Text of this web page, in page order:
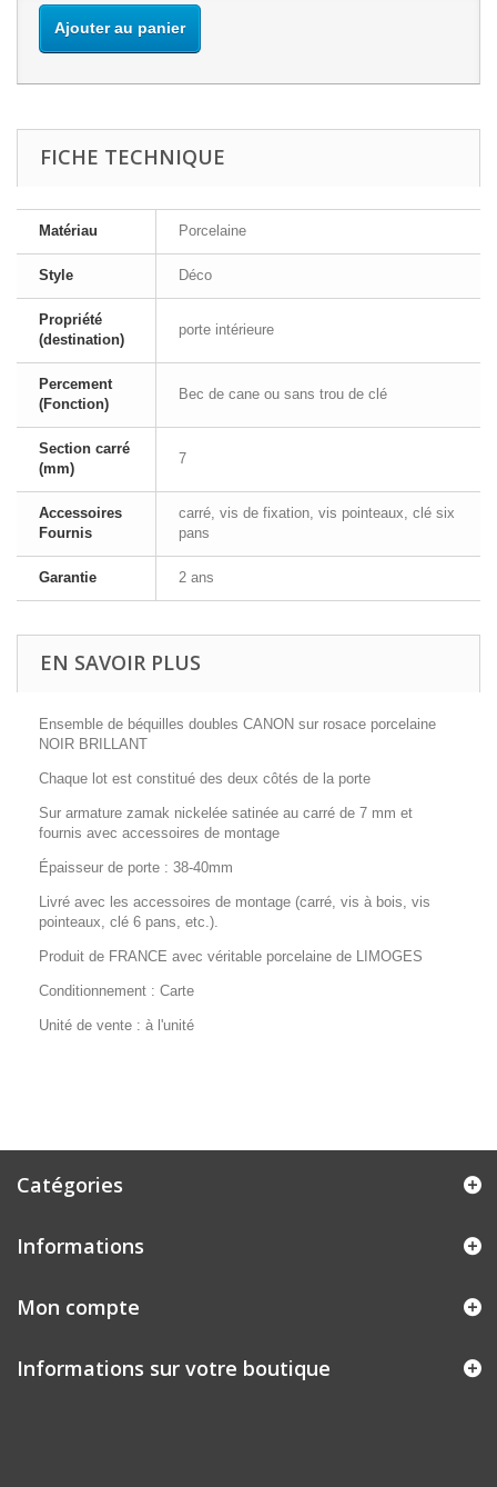
Ajouter au panier
FICHE TECHNIQUE
Matériau Porcelaine
Style Déco
Propriété
(destination)
porte intérieure
Percement
(Fonction)
Bec de cane ou sans trou de clé
Section carré
(mm)
7
Accessoires
Fournis
carré, vis de fixation, vis pointeaux, clé six
pans
Garantie 2 ans
EN SAVOIR PLUS
Ensemble de béquilles doubles CANON sur rosace porcelaine
NOIR BRILLANT
Chaque lot est constitué des deux côtés de la porte
Sur armature zamak nickelée satinée au carré de 7 mm et
fournis avec accessoires de montage
Épaisseur de porte : 38-40mm
Livré avec les accessoires de montage (carré, vis à bois, vis
pointeaux, clé 6 pans, etc.).
Produit de FRANCE avec véritable porcelaine de LIMOGES
Conditionnement : Carte
Unité de vente : à l'unité
Catégories
Informations
Mon compte
Informations sur votre boutique